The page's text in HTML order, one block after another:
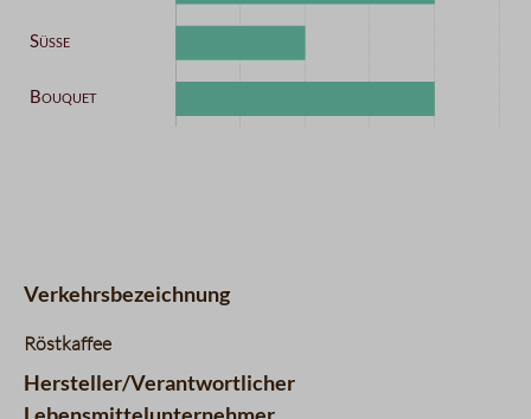
Fruchtigkeit
1 / 5
Süße
Bouquet
4 / 5
Verkehrsbezeichnung
Röstkaffee
Hersteller/Verantwortlicher